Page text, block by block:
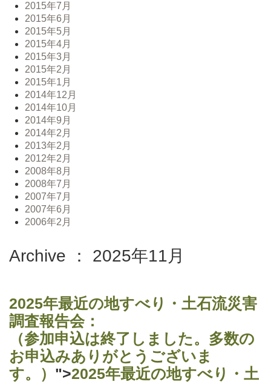
2015年7月
2015年6月
2015年5月
2015年4月
2015年3月
2015年2月
2015年1月
2014年12月
2014年10月
2014年9月
2014年2月
2013年2月
2012年2月
2008年8月
2008年7月
2007年7月
2007年6月
2006年2月
Archive ： 2025年11月
2025年最近の地すべり・土石流災害
調査報告会：
（参加申込は終了しました。多数の
お申込みありがとうございま
す。） ">2025年最近の地すべり・土